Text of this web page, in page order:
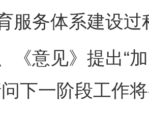
服务体系建设
意见》提出“加
问下一阶段工作